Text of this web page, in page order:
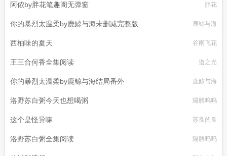
阿侬by胖花笔趣阁无弹窗 胖花
你的暴烈太温柔by鹿鲸与海未删减完整版 鹿鲸与海
西柚味的夏天 谷雨飞花
王三合何香全集阅读 道之光
你的暴烈太温柔by鹿鲸与海结局番外 鹿鲸与海
洛野苏白粥今天也想喝粥 隔胳呜呜
这个是怪异嘛 苏良的良
洛野苏白粥全集阅读 隔胳呜呜